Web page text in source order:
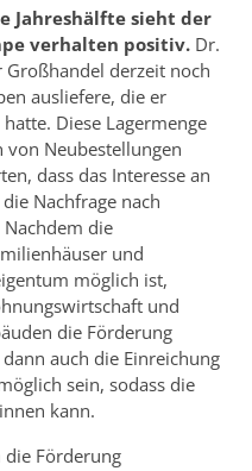
Jahreshälfte sieht der
verhalten positiv. Dr.
Großhandel derzeit noch
ausliefere, die er
Diese Lagermenge
von Neubestellungen
dass das Interesse an
Nachfrage nach
die
und
möglich ist,
und
die Förderung
auch die Einreichung
sein, sodass die
kann.
die Förderung